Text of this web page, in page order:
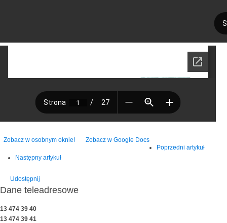
Zobacz w osobnym oknie!
Zobacz w Google Docs
Poprzedni artykuł
Następny artykuł
Udostępnij
Dane teleadresowe
13 474 39 40
13 474 39 41